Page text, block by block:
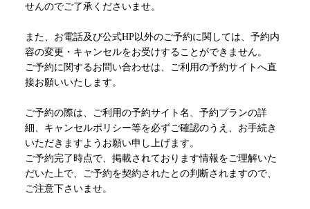
せんのでご了承くださいませ。
また、お電話及び公式HP以外のご予約に関しては、予約内
容の変更・キャンセルをお受けすることができません。
ご予約に関するお問い合わせは、ご利用の予約サイトへ直
接お願いいたします。
ご予約の際は、ご利用の予約サイト名、予約プランの詳
細、キャンセルポリシー等を必ずご確認のうえ、お手続き
いただきますようお願い申し上げます。
ご予約完了時点で、掲載されております情報をご理解いた
だいた上で、ご予約を契約されたとの判断されますので、
ご注意下さいませ。